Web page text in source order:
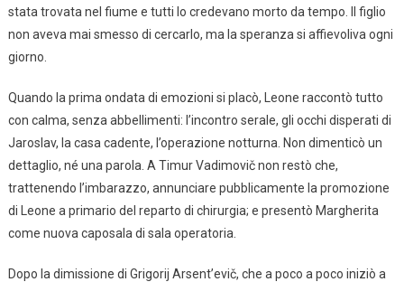
stata trovata nel fiume e tutti lo credevano morto da tempo. Il figlio
non aveva mai smesso di cercarlo, ma la speranza si affievoliva ogni
giorno.
Quando la prima ondata di emozioni si placò, Leone raccontò tutto
con calma, senza abbellimenti: l’incontro serale, gli occhi disperati di
Jaroslav, la casa cadente, l’operazione notturna. Non dimenticò un
dettaglio, né una parola. A Timur Vadimovič non restò che,
trattenendo l’imbarazzo, annunciare pubblicamente la promozione
di Leone a primario del reparto di chirurgia; e presentò Margherita
come nuova caposala di sala operatoria.
Dopo la dimissione di Grigorij Arsent’evič, che a poco a poco iniziò a